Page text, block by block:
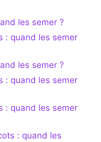
les semer ?
: quand les semer
les semer ?
: quand les semer
: quand les semer
: quand les